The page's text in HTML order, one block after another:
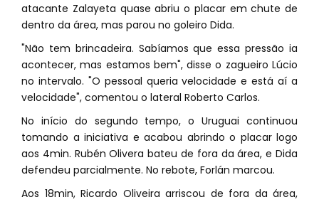
atacante Zalayeta quase abriu o placar em chute de
dentro da área, mas parou no goleiro Dida.
"Não tem brincadeira. Sabíamos que essa pressão ia
acontecer, mas estamos bem", disse o zagueiro Lúcio
no intervalo. "O pessoal queria velocidade e está aí a
velocidade", comentou o lateral Roberto Carlos.
No início do segundo tempo, o Uruguai continuou
tomando a iniciativa e acabou abrindo o placar logo
aos 4min. Rubén Olivera bateu de fora da área, e Dida
defendeu parcialmente. No rebote, Forlán marcou.
Aos 18min, Ricardo Oliveira arriscou de fora da área,